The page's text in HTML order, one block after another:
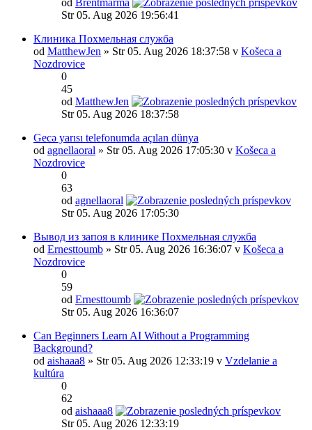
od Brentmarma
Str 05. Aug 2026 19:56:41
Клиника Похмельная служба
od MatthewJen » Str 05. Aug 2026 18:37:58 v Košeca a
Nozdrovice
0
45
od MatthewJen
Str 05. Aug 2026 18:37:58
Gecə yarısı telefonumda açılan dünya
od agnellaoral » Str 05. Aug 2026 17:05:30 v Košeca a
Nozdrovice
0
63
od agnellaoral
Str 05. Aug 2026 17:05:30
Вывод из запоя в клинике Похмельная служба
od Ernesttoumb » Str 05. Aug 2026 16:36:07 v Košeca a
Nozdrovice
0
59
od Ernesttoumb
Str 05. Aug 2026 16:36:07
Can Beginners Learn AI Without a Programming
Background?
od aishaaa8 » Str 05. Aug 2026 12:33:19 v Vzdelanie a
kultúra
0
62
od aishaaa8
Str 05. Aug 2026 12:33:19